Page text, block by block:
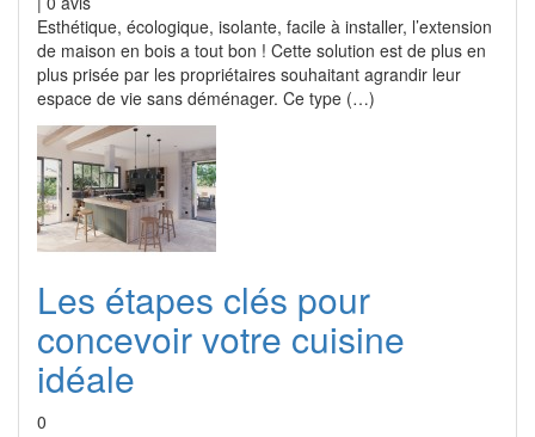
Esthétique, écologique, isolante, facile à installer, l’extension
de maison en bois a tout bon ! Cette solution est de plus en
plus prisée par les propriétaires souhaitant agrandir leur
espace de vie sans déménager. Ce type (…)
Les étapes clés pour
concevoir votre cuisine
idéale
0